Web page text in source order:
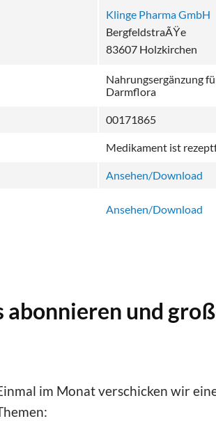
Klinge Pharma GmbH
BergfeldstraÃŸe
83607 Holzkirchen
Nahrungsergänzung
Darmflora
00171865
Medikament ist
Ansehen/Download
Ansehen/Download
und
im Monat verschicken wir